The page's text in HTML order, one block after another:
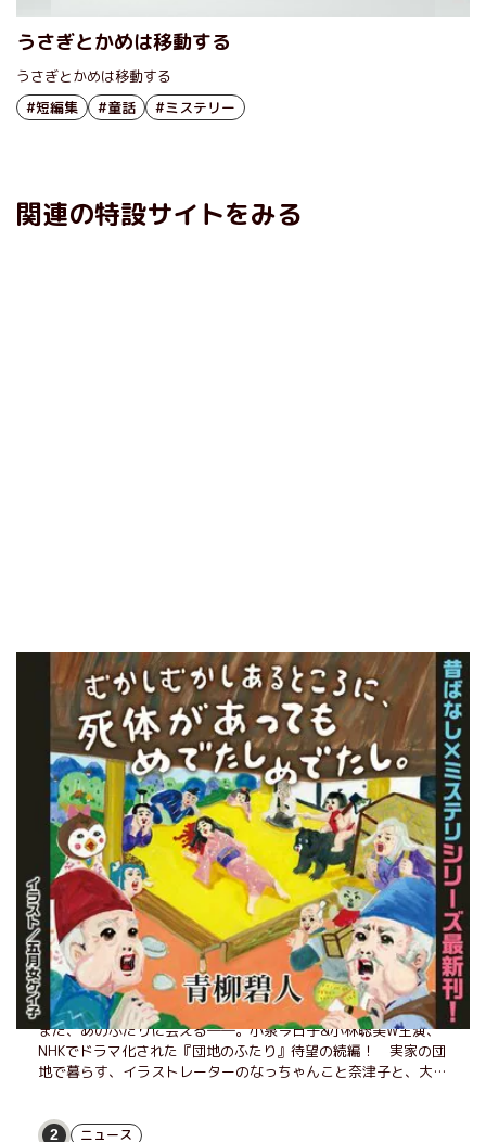
うさぎとかめは移動する
うさぎとかめは移動する
#短編集
#童話 #ミステリー
関連の特設サイトをみる
『むかしむかしあるところに、死体があってもめで
たしめでたし。』
ランキング
週間 月間
1 試し読み
また団地のふたり(1/2)
また、あのふたりに会える――。小泉今日子&小林聡美W主演、
NHKでドラマ化された『団地のふたり』待望の続編！ 実家の団
地で暮らす、イラストレーターのなっちゃんこと奈津子と、大学
げたり、部屋でふたりだけの「台湾映画祭」を催したり。50代
2 ニュース